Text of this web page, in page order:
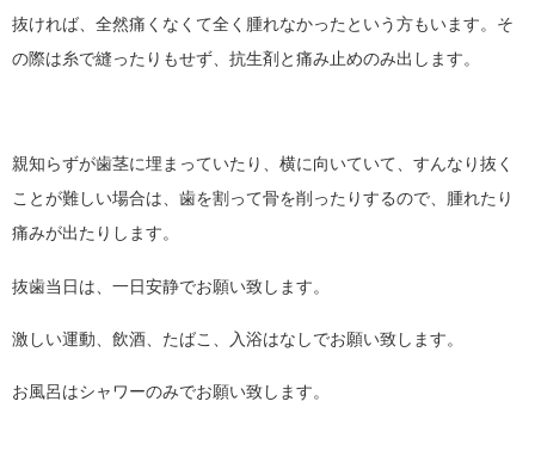
抜ければ、全然痛くなくて全く腫れなかったという方もいます。そ
の際は糸で縫ったりもせず、抗生剤と痛み止めのみ出します。
親知らずが歯茎に埋まっていたり、横に向いていて、すんなり抜く
ことが難しい場合は、歯を割って骨を削ったりするので、腫れたり
痛みが出たりします。
抜歯当日は、一日安静でお願い致します。
激しい運動、飲酒、たばこ、入浴はなしでお願い致します。
お風呂はシャワーのみでお願い致します。